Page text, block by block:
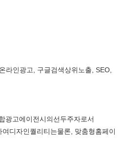
온라인광고 구글검색상위노출 , SEO,
광고에이전시의선두주자로서
여디자인퀄리티는물론 맞춤형홈페이